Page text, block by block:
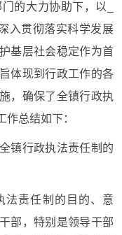
的大力协助下，以_
入贯彻落实科学发展
基层社会稳定作为首
体现到行政工作的各
，确保了全镇行政执
总结如下：
镇行政执法责任制的
法责任制的目的、意
部，特别是领导干部